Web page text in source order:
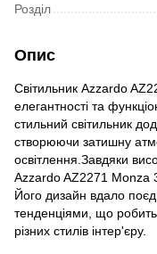
Розділ
Опис
Світильник Azzardo
елегантності та
стильний світильник
створюючи затишну
освітлення.Завдяки
Azzardo AZ2271 Monza
Його дизайн вдало
тенденціями, що
різних стилів інтер'єру.